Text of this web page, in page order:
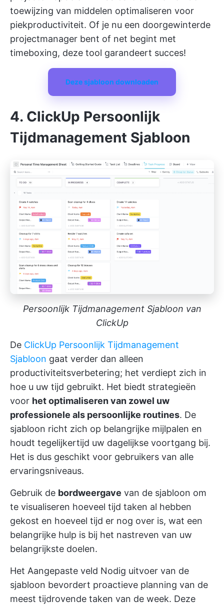
toewijzing van middelen optimaliseren voor
piekproductiviteit. Of je nu een doorgewinterde
projectmanager bent of net begint met
timeboxing, deze tool garandeert succes!
Deze sjabloon downloaden
4. ClickUp Persoonlijk
Tijdmanagement Sjabloon
Persoonlijk Tijdmanagement Sjabloon van
ClickUp
De ClickUp Persoonlijk Tijdmanagement
Sjabloon gaat verder dan alleen
productiviteitsverbetering; het verdiept zich in
hoe u uw tijd gebruikt. Het biedt strategieën
voor het optimaliseren van zowel uw
professionele als persoonlijke routines. De
sjabloon richt zich op belangrijke mijlpalen en
houdt tegelijkertijd uw dagelijkse voortgang bij.
Het is dus geschikt voor gebruikers van alle
ervaringsniveaus.
Gebruik de bordweergave van de sjabloon om
te visualiseren hoeveel tijd taken al hebben
gekost en hoeveel tijd er nog over is, wat een
belangrijke hulp is bij het nastreven van uw
belangrijkste doelen.
Het Aangepaste veld Nodig uitvoer van de
sjabloon bevordert proactieve planning van de
meest tijdrovende taken van de week. Deze